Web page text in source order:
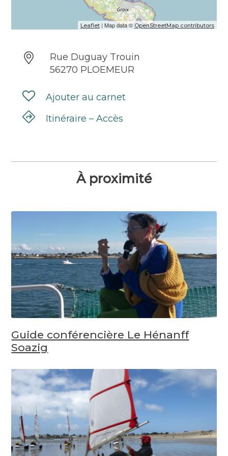
Leaflet| Map data © OpenStreetMap contributors
Rue Duguay Trouin
56270 PLOEMEUR
Ajouter au carnet
Itinéraire – Accès
À proximité
Guide conférencière Le Hénanff
Soazig